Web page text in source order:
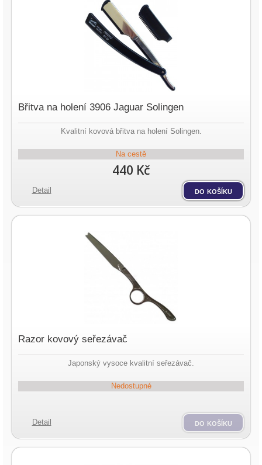
Břitva na holení 3906 Jaguar Solingen
Kvalitní kovová břitva na holení Solingen.
Na cestě
440 Kč
Detail do košíku
Razor kovový seřezávač
Japonský vysoce kvalitní seřezávač.
Nedostupné
Detail do košíku